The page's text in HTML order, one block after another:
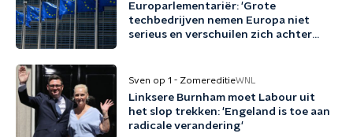
Europarlementariër: 'Grote
techbedrijven nemen Europa niet
serieus en verschuilen zich achter
Sven op 1 - ZomereditieWNL
Linksere Burnham moet Labour uit
het slop trekken: 'Engeland is toe aan
radicale verandering'